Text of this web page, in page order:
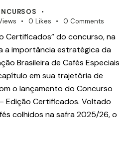
0 Likes 0 Comments
Certificados” do concurso, na
a importância estratégica da
Brasileira de Cafés Especiais
em sua trajetória de
o lançamento do Concurso
Edição Certificados. Voltado
colhidos na safra 2025/26, o